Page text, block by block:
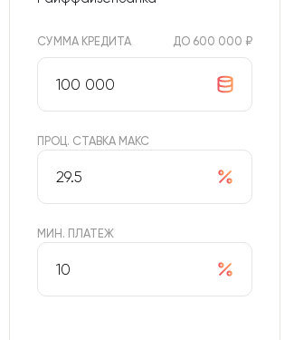
СУММА КРЕДИТА ДО 600 000 ₽
ПРОЦ. СТАВКА МАКС
МИН. ПЛАТЕЖ